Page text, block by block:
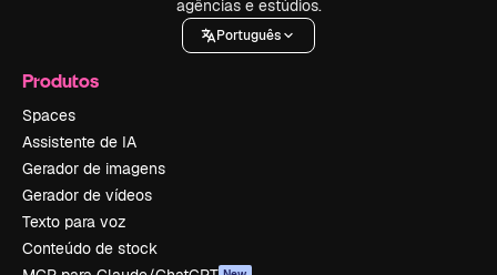
agências e estúdios.
Português
Produtos
Spaces
Assistente de IA
Gerador de imagens
Gerador de vídeos
Texto para voz
Conteúdo de stock